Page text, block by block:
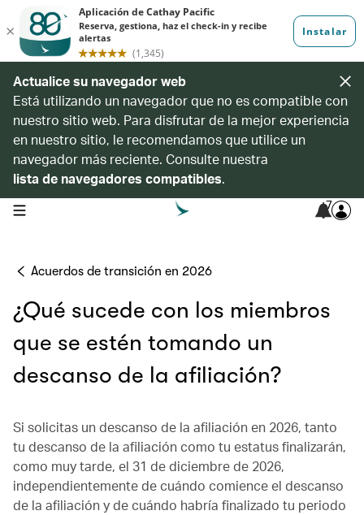
Actualice su navegador web
Está utilizando un navegador que no es compatible con
nuestro sitio web. Para disfrutar de la mejor experiencia
en nuestro sitio, le recomendamos que utilice un
navegador más reciente. Consulte nuestra
lista de navegadores compatibles.
open navigation menu 7
Acuerdos de transición en 2026
¿Qué sucede con los miembros
que se estén tomando un
descanso de la afiliación?
Si solicitas un descanso de la afiliación en 2026, tanto
tu descanso de la afiliación como tu estatus finalizarán,
como muy tarde, el 31 de diciembre de 2026,
independientemente de cuándo comience el descanso
de la afiliación y de cuándo habría finalizado tu periodo